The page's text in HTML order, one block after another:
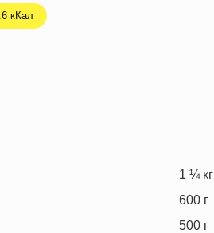
кКал
1 ¼ кг
600 г
500 г